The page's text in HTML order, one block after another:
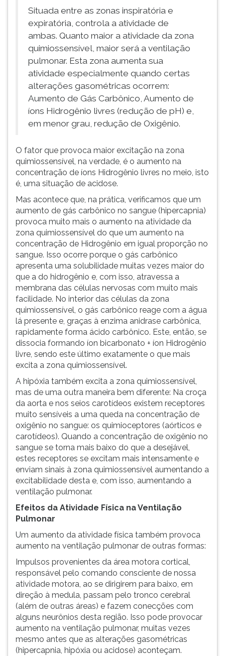
Situada entre as zonas inspiratória e
expiratória, controla a atividade de
ambas. Quanto maior a atividade da zona
quimiossensível, maior será a ventilação
pulmonar. Esta zona aumenta sua
atividade especialmente quando certas
alterações gasométricas ocorrem:
Aumento de Gás Carbônico, Aumento de
íons Hidrogênio livres (redução de pH) e,
em menor grau, redução de Oxigênio.
O fator que provoca maior excitação na zona
quimiossensível, na verdade, é o aumento na
concentração de íons Hidrogênio livres no meio, isto
é, uma situação de acidose.
Mas acontece que, na prática, verificamos que um
aumento de gás carbônico no sangue (hipercapnia)
provoca muito mais o aumento na atividade da
zona quimiossensível do que um aumento na
concentração de Hidrogênio em igual proporção no
sangue. Isso ocorre porque o gás carbônico
apresenta uma solubilidade muitas vezes maior do
que a do hidrogênio e, com isso, atravessa a
membrana das células nervosas com muito mais
facilidade. No interior das células da zona
quimiossensível, o gás carbônico reage com a água
lá presente e, graças à enzima anidrase carbônica,
rapidamente forma ácido carbônico. Este, então, se
dissocia formando íon bicarbonato + íon Hidrogênio
livre, sendo este último exatamente o que mais
excita a zona quimiossensível.
A hipóxia também excita a zona quimiossensível,
mas de uma outra maneira bem diferente: Na croça
da aorta e nos seios carotídeos existem receptores
muito sensíveis a uma queda na concentração de
oxigênio no sangue: os quimioceptores (aórticos e
carotídeos). Quando a concentração de oxigênio no
sangue se torna mais baixo do que a desejável,
estes receptores se excitam mais intensamente e
enviam sinais à zona quimiossensível aumentando a
excitabilidade desta e, com isso, aumentando a
ventilação pulmonar.
Efeitos da Atividade Física na Ventilação
Pulmonar
Um aumento da atividade física também provoca
aumento na ventilação pulmonar de outras formas:
Impulsos provenientes da área motora cortical,
responsável pelo comando consciente de nossa
atividade motora, ao se dirigirem para baixo, em
direção à medula, passam pelo tronco cerebral
(além de outras áreas) e fazem conecções com
alguns neurônios desta região. Isso pode provocar
aumento na ventilação pulmonar, muitas vezes
mesmo antes que as alterações gasométricas
(hipercapnia, hipóxia ou acidose) aconteçam.